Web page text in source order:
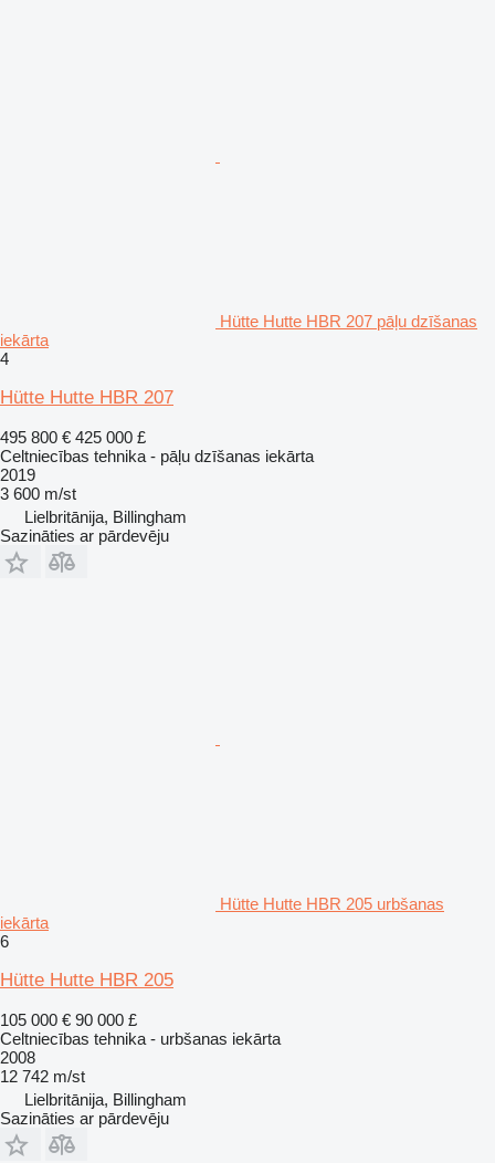
Hütte Hutte HBR 207 pāļu dzīšanas
iekārta
4
Hütte Hutte HBR 207
495 800 € 425 000 £
Celtniecības tehnika - pāļu dzīšanas iekārta
2019
3 600 m/st
Lielbritānija, Billingham
Sazināties ar pārdevēju
Hütte Hutte HBR 205 urbšanas
iekārta
6
Hütte Hutte HBR 205
105 000 € 90 000 £
Celtniecības tehnika - urbšanas iekārta
2008
12 742 m/st
Lielbritānija, Billingham
Sazināties ar pārdevēju